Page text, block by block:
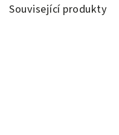
Související produkty